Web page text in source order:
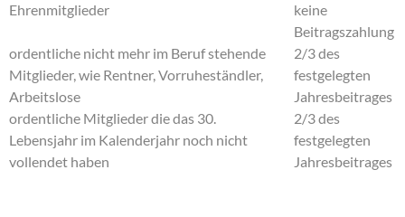
Ehrenmitglieder
keine
Beitragszahlung
ordentliche nicht mehr im Beruf stehende
Mitglieder, wie Rentner, Vorruheständler,
Arbeitslose
2/3 des
festgelegten
Jahresbeitrages
ordentliche Mitglieder die das 30.
Lebensjahr im Kalenderjahr noch nicht
vollendet haben
2/3 des
festgelegten
Jahresbeitrages